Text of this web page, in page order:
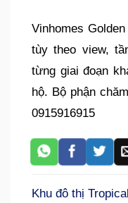
Vinhomes
tùy theo view,
từng giai đoạn
hộ. Bộ phận
0915916915
Khu đô thị Tropical